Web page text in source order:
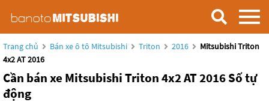
Trang chủ Bán xe ô tô Mitsubishi Triton 2016
Mitsubishi Triton
4x2 AT 2016
Cần bán xe Mitsubishi Triton 4x2 AT 2016 Số tự
động